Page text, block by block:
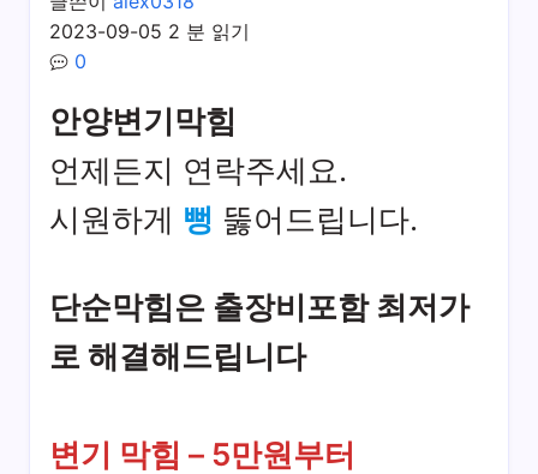
2023-09-05 2 분 읽기
0
안양변기막힘
언제든지 연락주세요.
시원하게 뻥 뚫어드립니다.
단순막힘은 출장비포함 최저가
로 해결해드립니다
변기 막힘 – 5만원부터